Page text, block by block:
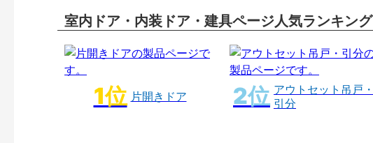
室内ドア・内装ドア・建具ページ人気ランキング
片開きドア
アウトセット吊戸・
引分